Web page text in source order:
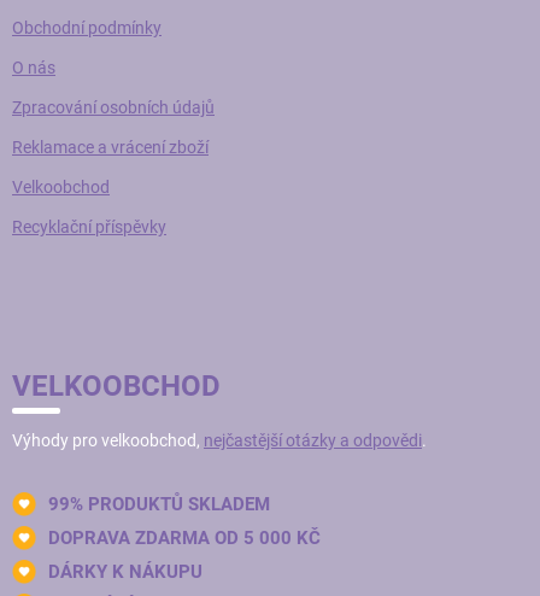
Obchodní podmínky
O nás
Zpracování osobních údajů
Reklamace a vrácení zboží
Velkoobchod
Recyklační příspěvky
VELKOOBCHOD
Výhody pro velkoobchod, nejčastější otázky a odpovědi.
99% PRODUKTŮ SKLADEM
DOPRAVA ZDARMA OD 5 000 KČ
DÁRKY K NÁKUPU